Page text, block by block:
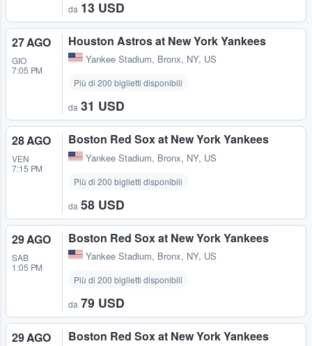
da 13 USD
27 AGO
GIO
7:05 PM
Houston Astros at New York Yankees
Yankee Stadium, Bronx, NY, US
Più di 200 biglietti disponibili
da 31 USD
28 AGO
VEN
7:15 PM
Boston Red Sox at New York Yankees
Yankee Stadium, Bronx, NY, US
Più di 200 biglietti disponibili
da 58 USD
29 AGO
SAB
1:05 PM
Boston Red Sox at New York Yankees
Yankee Stadium, Bronx, NY, US
Più di 200 biglietti disponibili
da 79 USD
29 AGO Boston Red Sox at New York Yankees